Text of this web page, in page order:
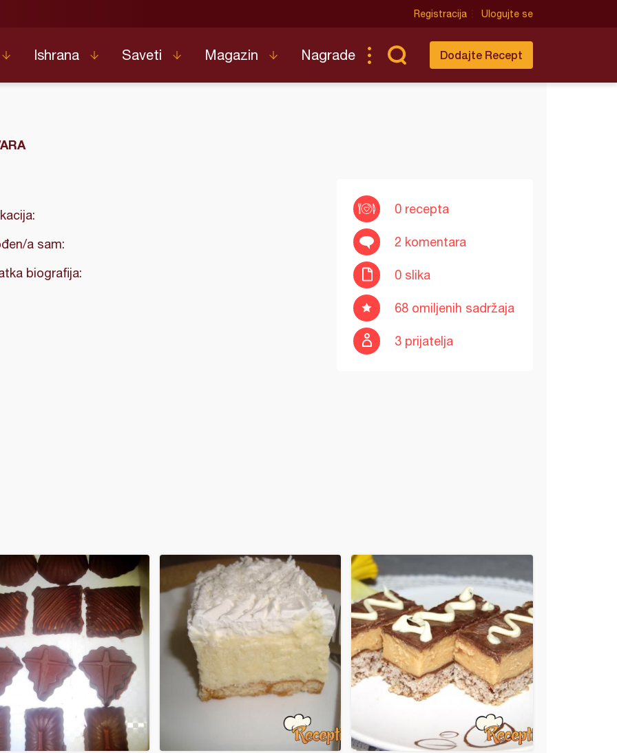
Registracija Ulogujte se
Ishrana Saveti Magazin Nagrade Dodajte Recept
a sam:
biografija:
0 recepta
2 komentara
0 slika
68 omiljenih sadržaja
3 prijatelja